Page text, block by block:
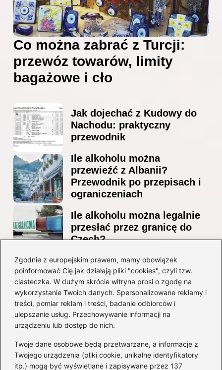
Zgodnie z europejskim prawem, mamy obowiązek
poinformować Cię jak działają pliki "cookies", czyli tzw.
ciasteczka. W dużym skrócie witryna prosi o zgodę na
wykorzystanie Twoich danych. Spersonalizowane reklamy i
treści, pomiar reklam i treści, badanie odbiorców i
ulepszanie usług. Przechowywanie informacji na
urządzeniu lub dostęp do nich.
Twoje dane osobowe będą przetwarzane, a informacje z
Twojego urządzenia (pliki cookie, unikalne identyfikatory
itp.) mogą być wyświetlane i zapisywane przez 137
Co można zabrać z Turcji:
przewóz towarów, limity
bagażowe i cło
Jak dojechać z Kudowy do
Nachodu: praktyczny
przewodnik
Ile alkoholu można
przewieźć z Albanii?
Przewodnik po przepisach i
ograniczeniach
Ile alkoholu można legalnie
przesłać przez granicę do
Czech?
Jak wygodnie dotrzeć z
lotniska Marco Polo do
Mestre? Poradnik krok po
kroku
Kategorie
Ciekawostki(8)
Kultura i tradycje(10)